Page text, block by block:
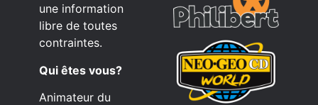
une information
libre de toutes
contraintes.
Qui êtes vous?
Animateur du